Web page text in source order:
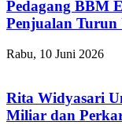
Pedagang BBM
Penjualan Turun
Rabu, 10 Juni 2026
Rita Widyasari
Miliar dan